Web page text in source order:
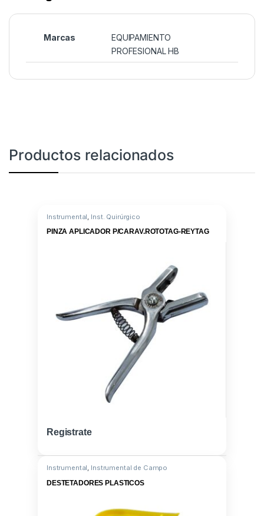
Marcas
EQUIPAMIENTO
PROFESIONAL HB
Productos relacionados
Instrumental Inst. Quirúrgico
PINZA APLICADOR P/CARAV.ROTOTAG-REYTAG
Registrate
Instrumental, Instrumental de Campo
DESTETADORES PLASTICOS